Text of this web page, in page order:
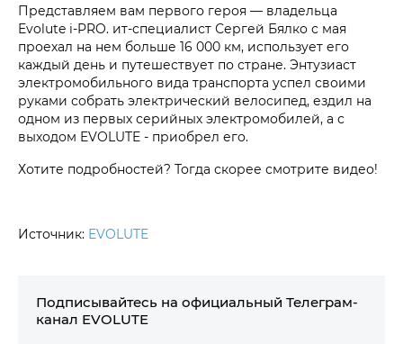
Представляем вам первого героя — владельца
Evolute i‑PRO. ит-специалист Сергей Бялко с мая
проехал на нем больше 16 000 км, использует его
каждый день и путешествует по стране. Энтузиаст
электромобильного вида транспорта успел своими
руками собрать электрический велосипед, ездил на
одном из первых серийных электромобилей, а с
выходом EVOLUTE - приобрел его.
Хотите подробностей? Тогда скорее смотрите видео!
Источник: EVOLUTE
Подписывайтесь на официальный Телеграм-
канал EVOLUTE